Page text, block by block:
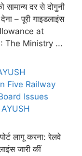
सामान्य दर से दोगुनी
– पूरी गाइडलाइंस
at
The Ministry ...
Five Railway
Issues
लागू करना: रेलवे
जारी कीं